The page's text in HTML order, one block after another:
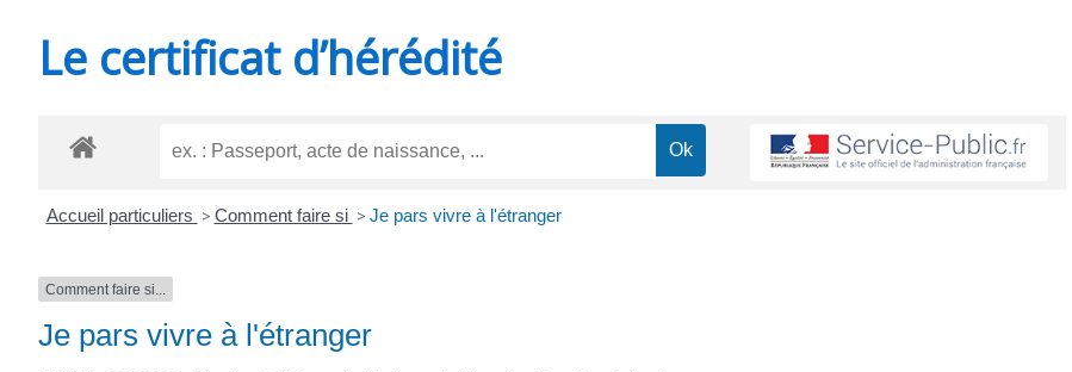
THÉNAC
Le certificat d’hérédité
Accueil particuliers > Comment faire si > Je pars vivre à l'étranger
Comment faire si...
Je pars vivre à l'étranger